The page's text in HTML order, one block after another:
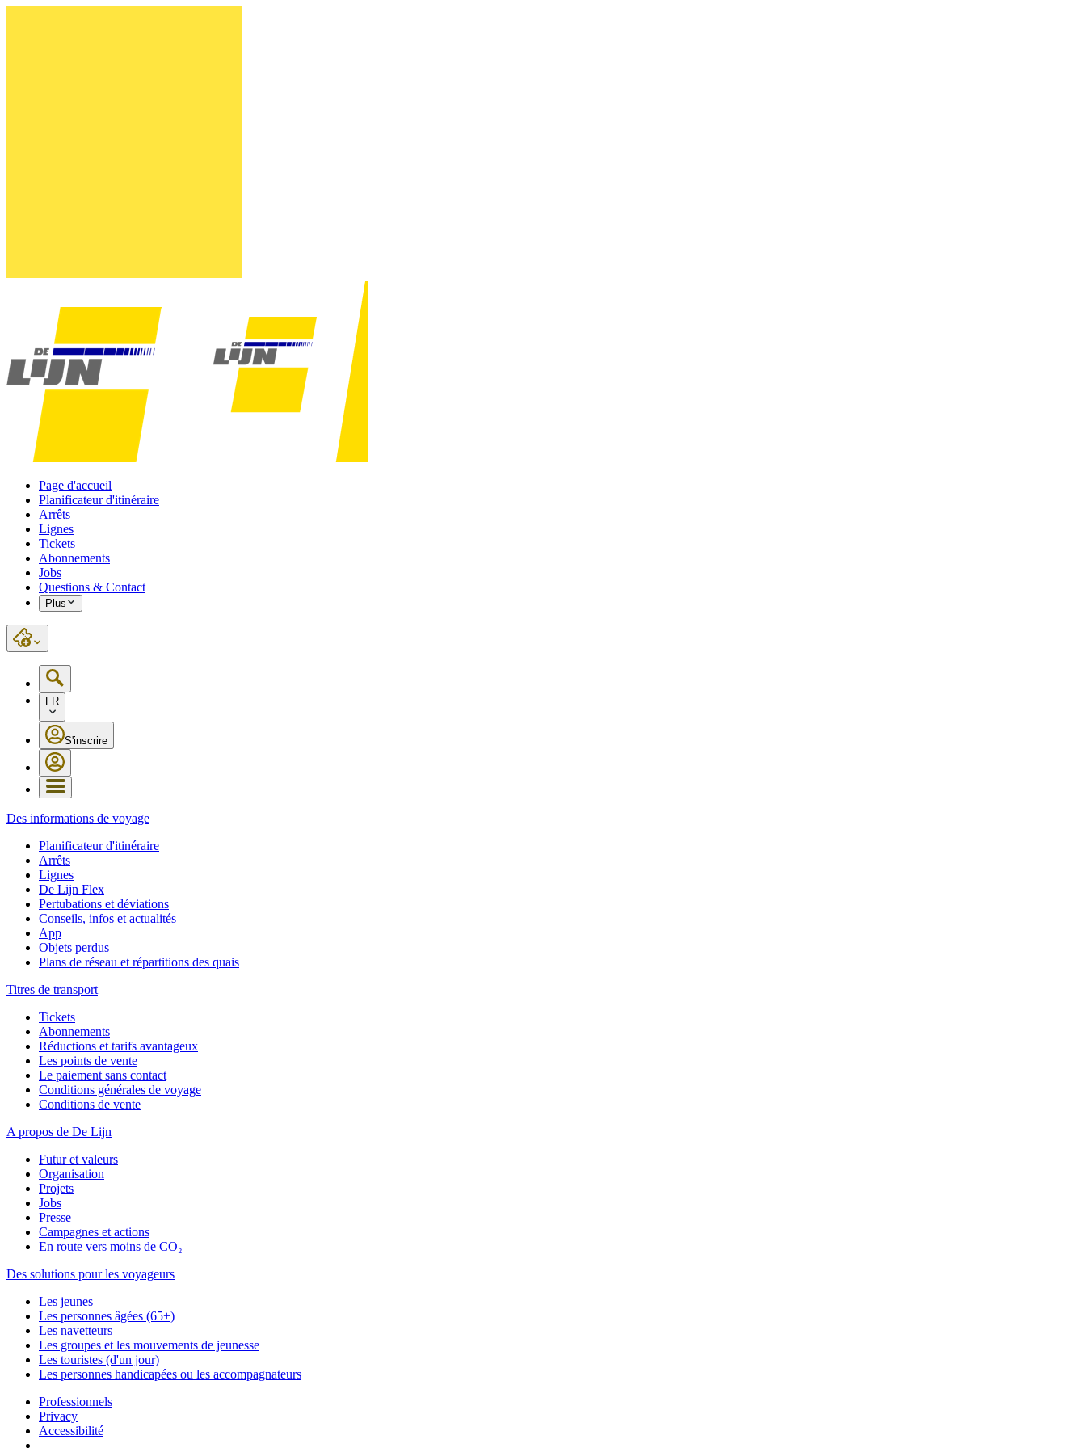
Page d'accueil
Planificateur d'itinéraire
Arrêts
Lignes
Tickets
Abonnements
Jobs
Questions & Contact
Plus
FR
S'inscrire
Des informations de voyage
Planificateur d'itinéraire
Arrêts
Lignes
De Lijn Flex
Pertubations et déviations
Conseils, infos et actualités
App
Objets perdus
Plans de réseau et répartitions des quais
Titres de transport
Tickets
Abonnements
Réductions et tarifs avantageux
Les points de vente
Le paiement sans contact
Conditions générales de voyage
Conditions de vente
A propos de De Lijn
Futur et valeurs
Organisation
Projets
Jobs
Presse
Campagnes et actions
En route vers moins de CO₂
Des solutions pour les voyageurs
Les jeunes
Les personnes âgées (65+)
Les navetteurs
Les groupes et les mouvements de jeunesse
Les touristes (d'un jour)
Les personnes handicapées ou les accompagnateurs
Professionnels
Privacy
Accessibilité